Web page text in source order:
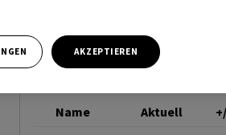
Name Aktuell
AKZEPTIEREN